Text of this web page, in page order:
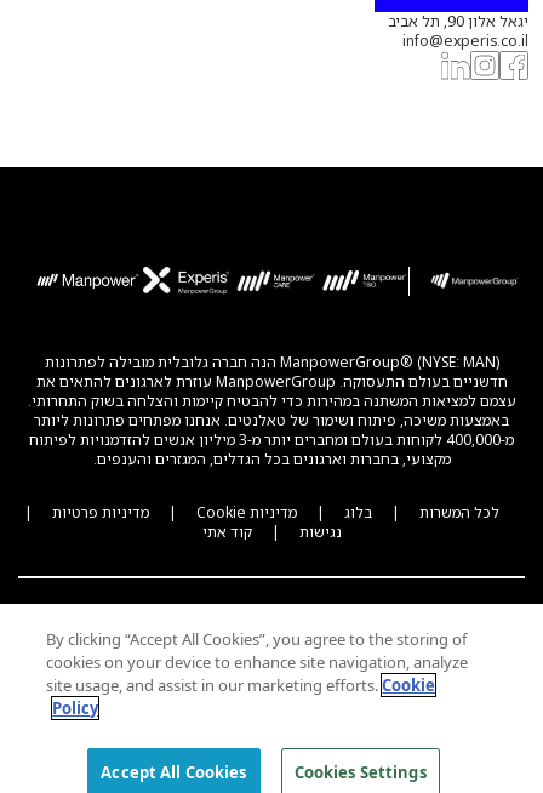
יגאל אלון 90, תל אביב
info@experis.co.il
ManpowerGroup® (NYSE: MAN) הנה חברה גלובלית מובילה לפתרונות
חדשניים בעולם התעסוקה. ManpowerGroup עוזרת לארגונים להתאים את
עצמם למציאות המשתנה במהירות כדי להבטיח קיימות והצלחה בשוק התחרותי.
באמצעות משיכה, פיתוח ושימור של טאלנטים. אנחנו מפתחים פתרונות ליותר
מ-400,000 לקוחות בעולם ומחברים יותר מ-3 מיליון אנשים להזדמנויות לפיתוח
מקצועי, בחברות וארגונים בכל הגדלים, המגזרים והענפים.
לכל המשרות | בלוג | מדיניות Cookie | מדיניות פרטיות
|
נגישות
| קוד אתי
ENGLISH
By clicking “Accept All Cookies”, you agree to the storing of
cookies on your device to enhance site navigation, analyze
site usage, and assist in our marketing efforts.Cookie
Policy
Cookies Settings
Accept All Cookies